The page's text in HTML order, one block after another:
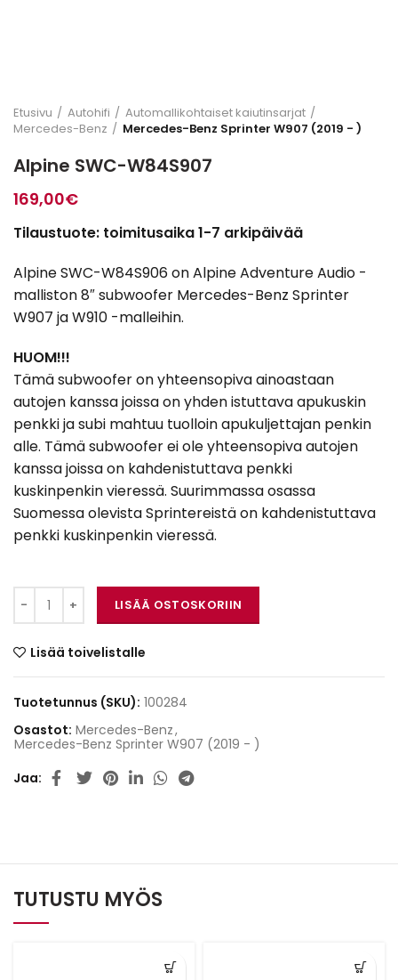
Etusivu Autohifi
Automallikohtaiset kaiutinsarjat
Mercedes-Benz
Mercedes-Benz Sprinter W907 (2019 - )
Alpine SWC-W84S907
169,00€
Tilaustuote: toimitusaika 1-7 arkipäivää
Alpine SWC-W84S906 on Alpine Adventure Audio -
malliston 8″ subwoofer Mercedes-Benz Sprinter
W907 ja W910 -malleihin.
HUOM!!!
Tämä subwoofer on yhteensopiva ainoastaan
autojen kanssa joissa on yhden istuttava apukuskin
penkki ja subi mahtuu tuolloin apukuljettajan penkin
alle. Tämä subwoofer ei ole yhteensopiva autojen
kanssa joissa on kahdenistuttava penkki
kuskinpenkin vieressä. Suurimmassa osassa
Suomessa olevista Sprintereistä on kahdenistuttava
penkki kuskinpenkin vieressä.
Alpine SWC-W84S907 määrä
LISÄÄ OSTOSKORIIN
Lisää toivelistalle
Tuotetunnus (SKU): 100284
Osastot: Mercedes-Benz,
Mercedes-Benz Sprinter W907 (2019 - )
Jaa
TUTUSTU MYÖS